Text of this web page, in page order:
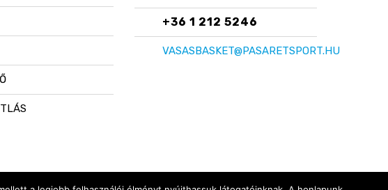
+36 1 212 5246
VASASBASKET@PASARETSPORT.HU